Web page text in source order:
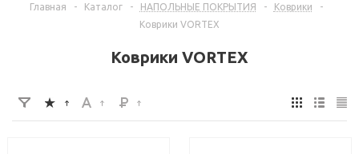
Главная - Каталог - НАПОЛЬНЫЕ ПОКРЫТИЯ - Коврики
-
Коврики VORTEX
Коврики VORTEX